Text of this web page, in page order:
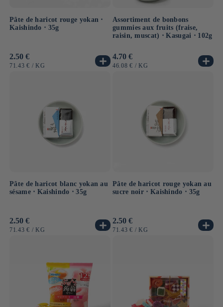
Pâte de haricot rouge yokan ⋅
Kaishindo ⋅ 35g
Prix
habituel
2.50 €
PRIX
71.43 € / PAR
KG
Assortiment de bonbons
gummies aux fruits (fraise,
raisin, muscat) ⋅ Kasugai ⋅ 102g
Prix
habituel
4.70 €
PRIX
46.08 € / PAR
KG
Pâte de haricot blanc yokan au
sésame ⋅ Kaishindo ⋅ 35g
Prix
habituel
2.50 €
PRIX
71.43 € / PAR
KG
Pâte de haricot rouge yokan au
sucre noir ⋅ Kaishindo ⋅ 35g
Prix
habituel
2.50 €
PRIX
71.43 € / PAR
KG